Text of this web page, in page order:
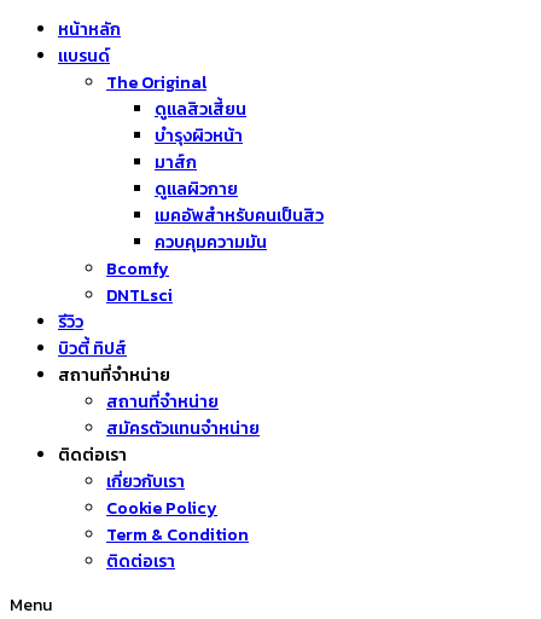
หน้าหลัก
แบรนด์
The Original
ดูแลสิวเสี้ยน
บำรุงผิวหน้า
มาส์ก
ดูแลผิวกาย
เมคอัพสำหรับคนเป็นสิว
ควบคุมความมัน
Bcomfy
DNTLsci
รีวิว
บิวตี้ ทิปส์
สถานที่จำหน่าย
สถานที่จำหน่าย
สมัครตัวแทนจำหน่าย
ติดต่อเรา
เกี่ยวกับเรา
Cookie Policy
Term & Condition
ติดต่อเรา
Menu